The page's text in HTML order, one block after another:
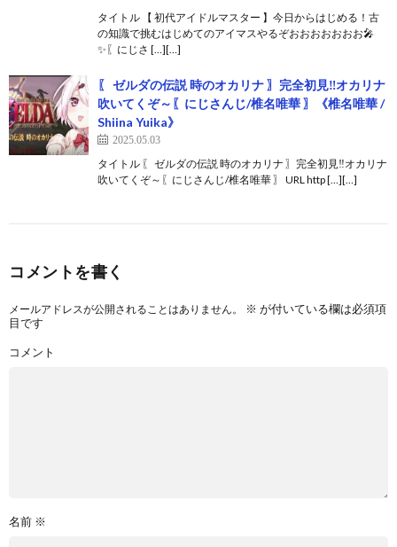
タイトル 【 初代アイドルマスター 】今日からはじめる！古
の知識で挑むはじめてのアイマスやるぞおおおおおおお🎤
✨〖にじさ […][…]
〖 ゼルダの伝説 時のオカリナ 〗完全初見‼️オカリナ
吹いてくぞ～〖にじさんじ/椎名唯華 〗《椎名唯華 /
Shiina Yuika》
2025.05.03
タイトル 〖 ゼルダの伝説 時のオカリナ 〗完全初見‼️オカリナ
吹いてくぞ～〖にじさんじ/椎名唯華 〗 URL http […][…]
コメントを書く
メールアドレスが公開されることはありません。 ※ が付いている欄は必須項
目です
コメント
名前 ※